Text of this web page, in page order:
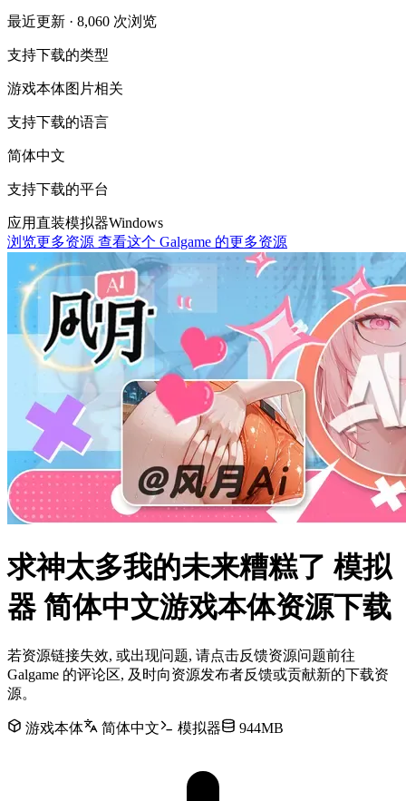
最近更新 · 8,060 次浏览
支持下载的类型
游戏本体图片相关
支持下载的语言
简体中文
支持下载的平台
应用直装模拟器Windows
浏览更多资源 查看这个 Galgame 的更多资源
求神太多我的未来糟糕了 模拟
器 简体中文游戏本体资源下载
若资源链接失效, 或出现问题, 请点击反馈资源问题前往
Galgame 的评论区, 及时向资源发布者反馈或贡献新的下载资
源。
游戏本体 简体中文 模拟器 944MB